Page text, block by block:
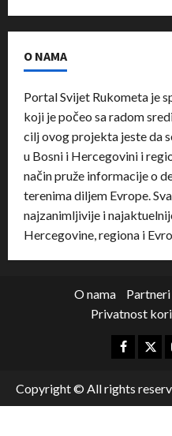
O NAMA
Portal Svijet Rukometa je
koji je počeo sa radom
cilj ovog projekta jeste da
u Bosni i Hercegovini i
način pruže informacije o
terenima diljem Evrope.
najzanimljivije i
Hercegovine, regiona i
O nama Partneri
Privatnost
Copyright © All rights